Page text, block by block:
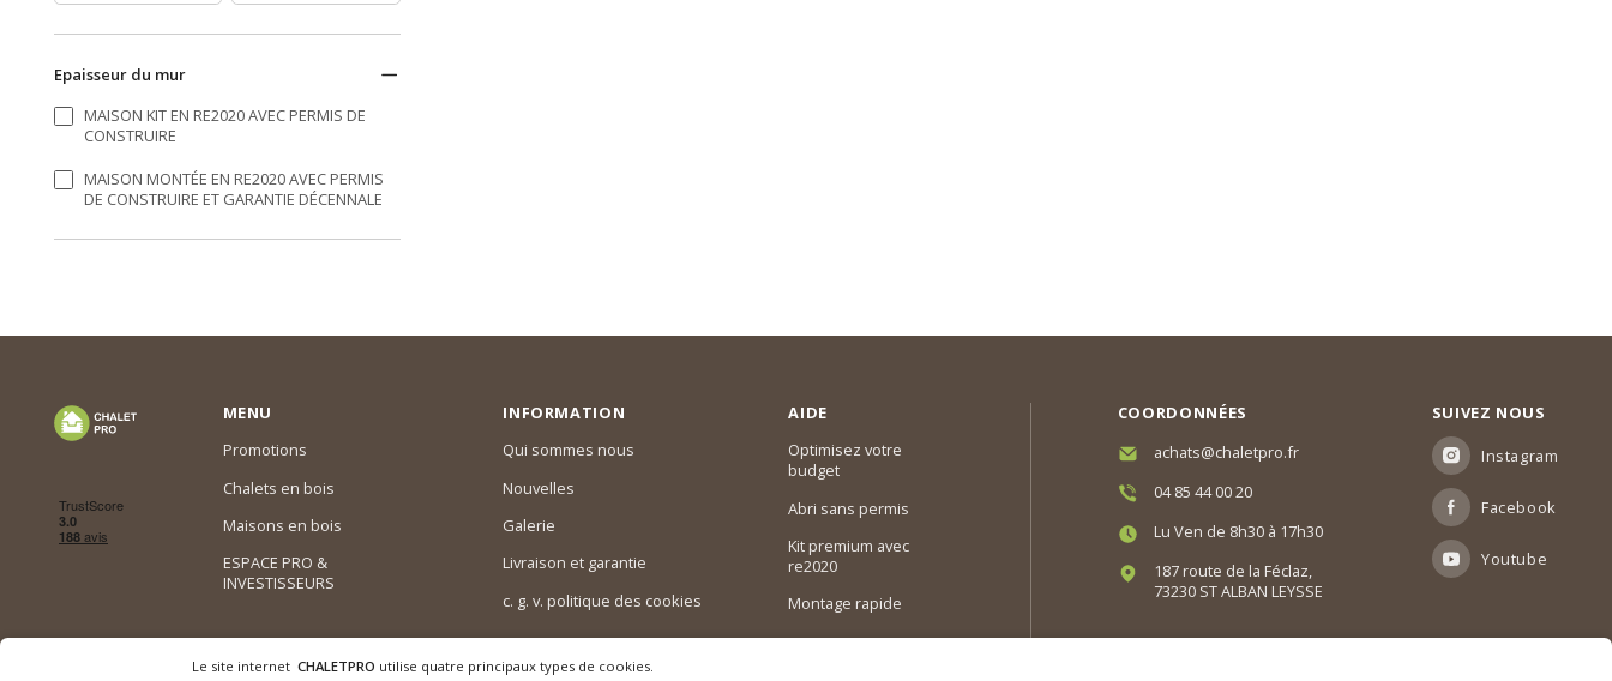
Epaisseur du mur
MAISON KIT EN RE2020 AVEC PERMIS DE
CONSTRUIRE
MAISON MONTÉE EN RE2020 AVEC PERMIS
DE CONSTRUIRE ET GARANTIE DÉCENNALE
MENU
Promotions
Chalets en bois
Maisons en bois
ESPACE PRO &
INVESTISSEURS
INFORMATION
Qui sommes nous
Nouvelles
Galerie
Livraison et garantie
c. g. v. politique des cookies
AIDE
Optimisez votre
budget
Abri sans permis
Kit premium avec
re2020
Montage rapide
COORDONNÉES
achats@chaletpro.fr
04 85 44 00 20
Lu Ven de 8h30 à 17h30
187 route de la Féclaz,
73230 ST ALBAN LEYSSE
SUIVEZ NOUS
Instagram
Facebook
Youtube
Le site internet CHALETPRO utilise quatre principaux types de cookies.